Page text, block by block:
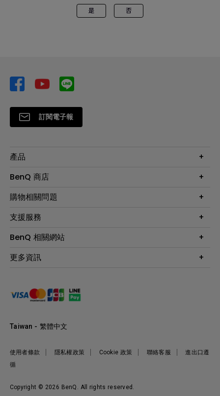
是 否
訂閱電子報
產品
大型液晶
投影機
智慧照明
專業拍物視訊鏡頭
BenQ 商店
最新產品與活動
尋找銷售據點
會員綁定LINE教學
購物相關問題
第一次購物就上手
延長保固購買
贈品兌換網站首頁
支援服務
服務公告
保固條例
手冊與軟體下載
產品常見問題
BenQ 相關網站
專業商用解決方案
BenQ 大娛樂家
更多資訊
永續發展
產品碳足跡報告
明基基金會
Copyright © 2026 BenQ. All rights reserved.
使用者條款 隱私權政策 Cookie 政策 聯絡客服
進出口遵
循
Taiwan - 繁體中文